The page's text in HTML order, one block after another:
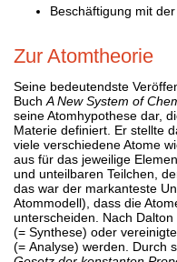
Beschäftigung mit
Zur Atomtheorie
Seine bedeutendste
Buch A New System of
seine Atomhypothese dar,
Materie definiert. Er stellte
viele verschiedene Atome
aus für das jeweilige
und unteilbaren Teilchen,
das war der markanteste
Atommodell), dass die
unterscheiden. Nach
(= Synthese) oder
(= Analyse) werden. Durch